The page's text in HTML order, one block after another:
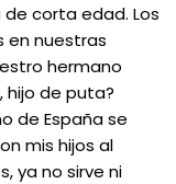
corta edad. Los
en nuestras
hermano
hijo de puta?
de España se
mis hijos al
ya no sirve ni